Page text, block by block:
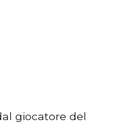
giocatore del